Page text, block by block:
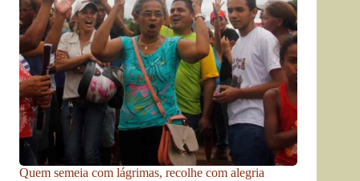
Quem semeia com lágrimas, recolhe com alegria